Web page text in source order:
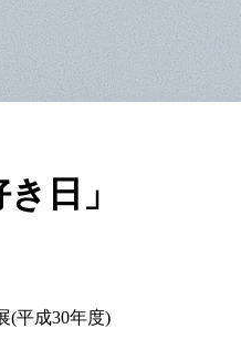
日」
(平成30年度)